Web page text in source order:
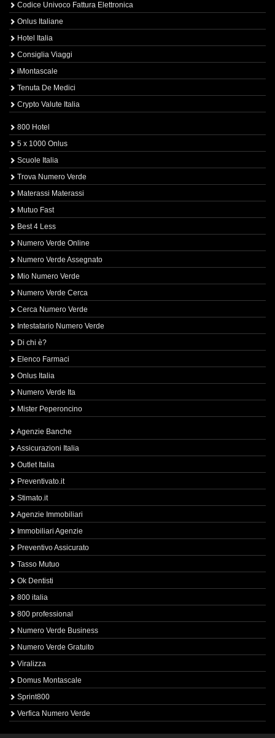
Codice Univoco Fattura Elettronica
Onlus Italiane
Hotel Italia
Consiglia Viaggi
iMontascale
Tenuta De Medici
Crypto Valute Italia
800 Hotel
5 x 1000 Onlus
Scuole Italia
Trova Numero Verde
Materassi Materassi
Mutuo Fast
Best 4 Less
Numero Verde Online
Numero Verde Assegnato
Mio Numero Verde
Numero Verde Cerca
Cerca Numero Verde
Intestatario Numero Verde
Di chi è?
Elenco Farmaci
Onlus Italia
Numero Verde Ita
Mister Peperoncino
Agenzie Banche
Assicurazioni Italia
Outlet Italia
Preventivato.it
Stimato.it
Agenzie Immobiliari
Immobiliari Agenzie
Preventivo Assicurato
Tasso Mutuo
Ok Dentisti
800 italia
800 professional
Numero Verde Business
Numero Verde Gratuito
Viralizza
Domus Montascale
Sprint800
Verfica Numero Verde